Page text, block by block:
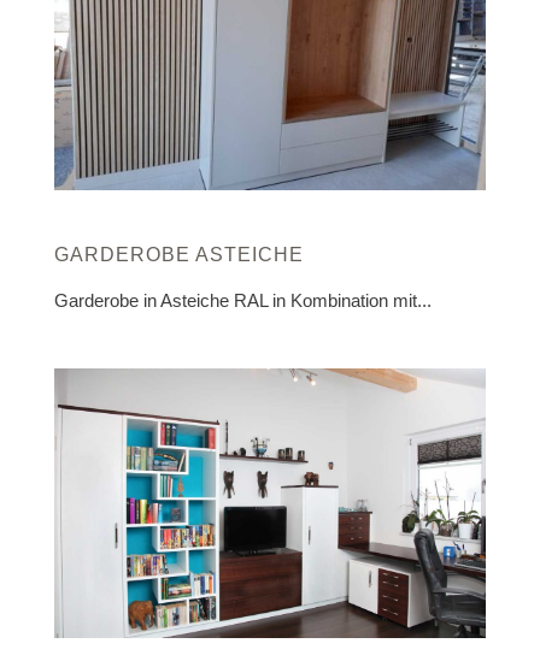
GARDEROBE ASTEICHE
Garderobe in Asteiche RAL in Kombination mit...